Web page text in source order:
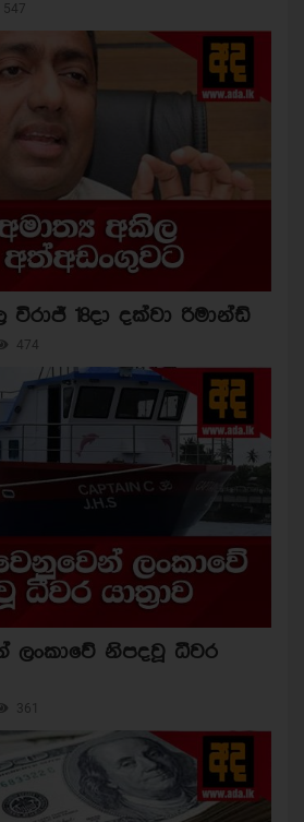
547
18දා දක්වා රිමාන්ඩ්
474
ලංකාවේ නිපදවූ ධීවර
361